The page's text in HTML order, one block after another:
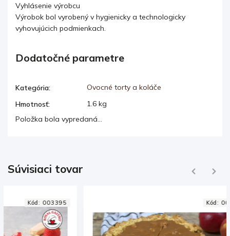
Vyhlásenie výrobcu
Výrobok bol vyrobený v hygienicky a technologicky
vyhovujúcich podmienkach.
Dodatočné parametre
Kategória:
Ovocné torty a koláče
Hmotnosť:
1.6 kg
Položka bola vypredaná…
Súvisiaci tovar Previous Next